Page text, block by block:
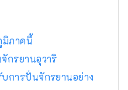
ดทัมบาและถั่วดำทัมบา และ
งทราย ทำให้ที่นี่เป็นแหล่งที่
นกับอาหารรสเลิศได้ตลอด
มากหากได้แบ่งปันข้อมูลที่
มิภาคนี้
กรยานอุวาริ
การปั่นจักรยานอย่าง